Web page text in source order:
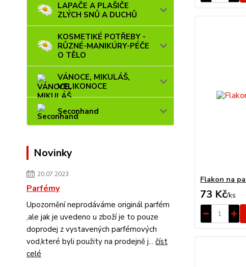
LAPAČE A PLAŠIČE
ZLÝCH SNŮ A DUCHŮ
KOSMETIKÉ POTŘEBY -
RŮZNÉ-MANIKÚRY-PÉČE
O TĚLO
VÁNOCE, MIKULÁŠ,
VELIKONOCE
Seconhand
Novinky
20.07.2023
Parfémy
Upozornění neprodáváme originál parfém
,ale jak je uvedeno u zboží je to pouze
doprodej z vystavených parfémových
vod,které byli použity na prodejně j... číst
celé
Flakon na
73 Kč/ks